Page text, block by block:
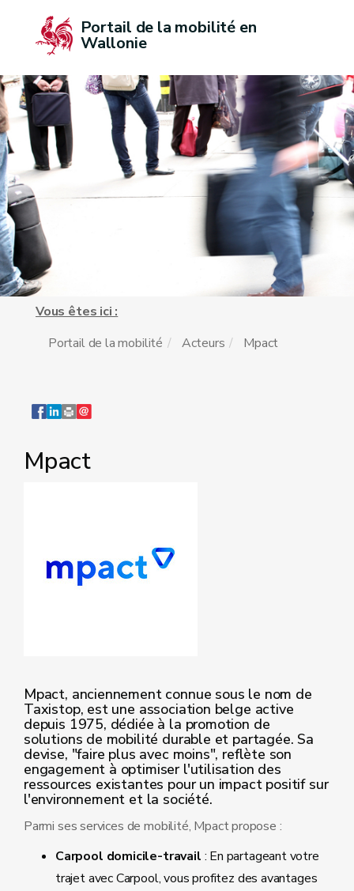
Portail de la mobilité en
Wallonie
Vous êtes ici :
Portail de la mobilité
Acteurs Mpact
Mpact
Mpact, anciennement connue sous le nom de
Taxistop, est une association belge active
depuis 1975, dédiée à la promotion de
solutions de mobilité durable et partagée. Sa
devise, "faire plus avec moins", reflète son
engagement à optimiser l'utilisation des
ressources existantes pour un impact positif sur
l'environnement et la société.
Parmi ses services de mobilité, Mpact propose :
Carpool domicile-travail : En partageant votre
trajet avec Carpool, vous profitez des avantages